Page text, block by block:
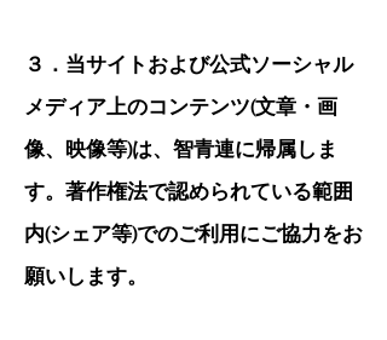
３．当サイトおよび公式ソーシャル
メディア上のコンテンツ(文章・画
像、映像等)は、智青連に帰属しま
す。著作権法で認められている範囲
内(シェア等)でのご利用にご協力をお
願いします。